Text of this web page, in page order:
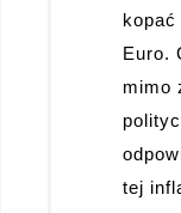
Euro.
mimo
tej